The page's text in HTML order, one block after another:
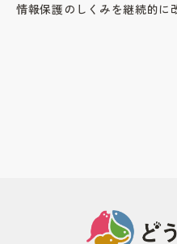
情報保護のしくみを継続的に